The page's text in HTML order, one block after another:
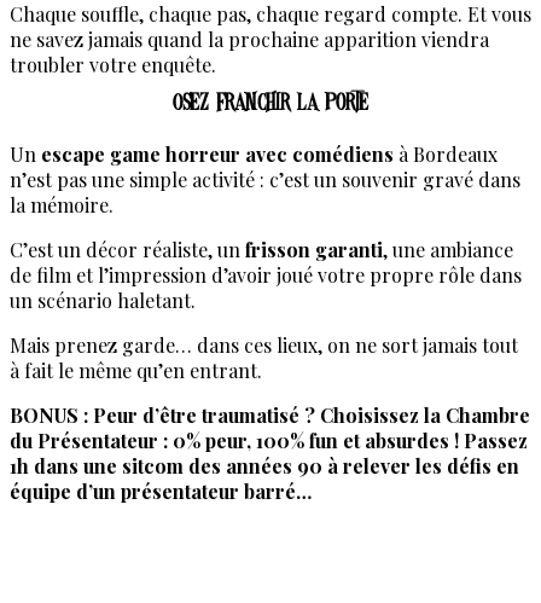
Chaque souffle, chaque pas, chaque regard compte. Et vous
ne savez jamais quand la prochaine apparition viendra
troubler votre enquête.
Osez franchir la porte
Un escape game horreur avec comédiens à Bordeaux
n’est pas une simple activité : c’est un souvenir gravé dans
la mémoire.
C’est un décor réaliste, unfrisson garanti, une ambiance
de film et l’impression d’avoir joué votre propre rôle dans
un scénario haletant.
Mais prenez garde… dans ces lieux, on ne sort jamais tout
à fait le même qu’en entrant.
BONUS : Peur d’être traumatisé ? Choisissez la Chambre
du Présentateur : 0% peur, 100% fun et absurdes ! Passez
1h dans une sitcom des années 90 à relever les défis en
équipe d’un présentateur barré…